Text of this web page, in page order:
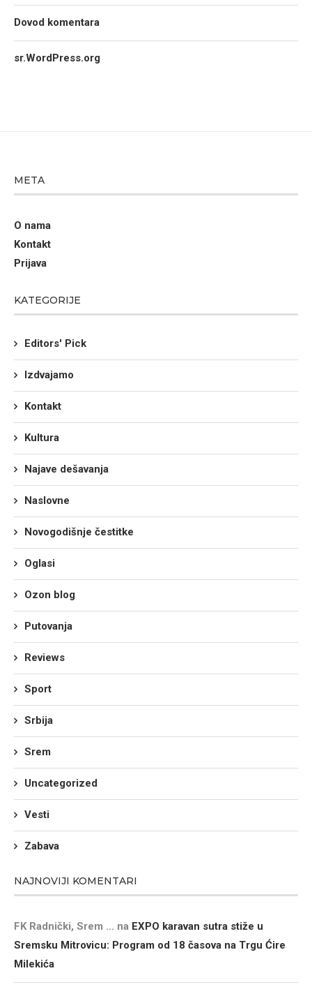
Dovod komentara
sr.WordPress.org
META
O nama
Kontakt
Prijava
KATEGORIJE
Editors' Pick
Izdvajamo
Kontakt
Kultura
Najave dešavanja
Naslovne
Novogodišnje čestitke
Oglasi
Ozon blog
Putovanja
Reviews
Sport
Srbija
Srem
Uncategorized
Vesti
Zabava
NAJNOVIJI KOMENTARI
FK Radnički, Srem ... na EXPO karavan sutra stiže u
Sremsku Mitrovicu: Program od 18 časova na Trgu Ćire
Milekića